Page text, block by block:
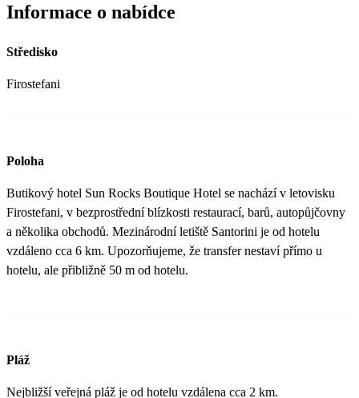
Informace o nabídce
Středisko
Firostefani
Poloha
Butikový hotel Sun Rocks Boutique Hotel se nachází v letovisku
Firostefani, v bezprostřední blízkosti restaurací, barů, autopůjčovny
a několika obchodů. Mezinárodní letiště Santorini je od hotelu
vzdáleno cca 6 km. Upozorňujeme, že transfer nestaví přímo u
hotelu, ale přibližně 50 m od hotelu.
Pláž
Nejbližší veřejná pláž je od hotelu vzdálena cca 2 km.